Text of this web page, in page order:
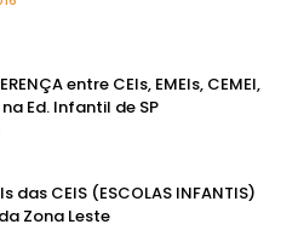
entre CEIs, EMEIs, CEMEI,
na Ed. Infantil de SP
das CEIS (ESCOLAS INFANTIS)
Zona Leste